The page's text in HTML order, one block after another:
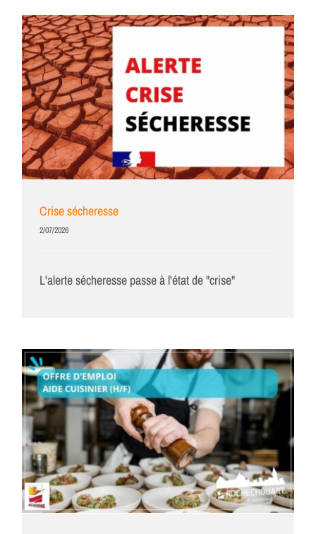
Crise sécheresse
2/07/2026
L'alerte sécheresse passe à l'état de "crise"